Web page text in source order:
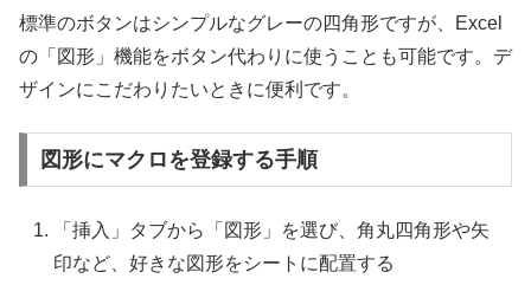
標準のボタンはシンプルなグレーの四角形ですが、Excel
の「図形」機能をボタン代わりに使うことも可能です。デ
ザインにこだわりたいときに便利です。
図形にマクロを登録する手順
「挿入」タブから「図形」を選び、角丸四角形や矢
印など、好きな図形をシートに配置する